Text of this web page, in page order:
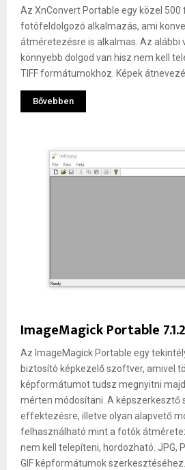
Az XnConvert Portable egy közel
fotófeldolgozó alkalmazás, ami
átméretezésre is alkalmas. Az alábbi
könnyebb dolgod van hisz nem kell
TIFF formátumokhoz. Képek
Bővebben
ImageMagick Portable
Az ImageMagick Portable egy
biztosító képkezelő szoftver, amivel
képformátumot tudsz megnyitni
mérten módosítani. A képszerkesztő
effektezésre, illetve olyan alapvető
felhasználható mint a fotók
nem kell telepíteni, hordozható. JPG,
GIF képformátumok